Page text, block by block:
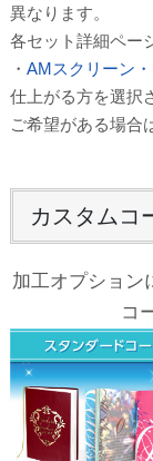
異なります。
各セット詳細ペー
・ AMスクリーン
仕上がる方を選択
ご希望がある場合
カスタムコ
加工オプション
コ